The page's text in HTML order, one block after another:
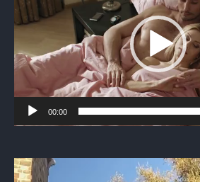
00:00
Видеоплеер